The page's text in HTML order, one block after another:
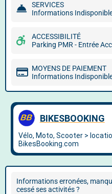
SERVICES
Informations
ACCESSIBILITÉ
Parking PMR - Entrée
MOYENS DE PAIEMENT
Informations
Informations erronées,
cessé ses activités ?